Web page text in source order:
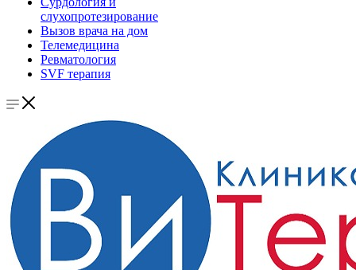
слухопротезирование
Вызов врача на дом
Телемедицина
Ревматология
SVF терапия